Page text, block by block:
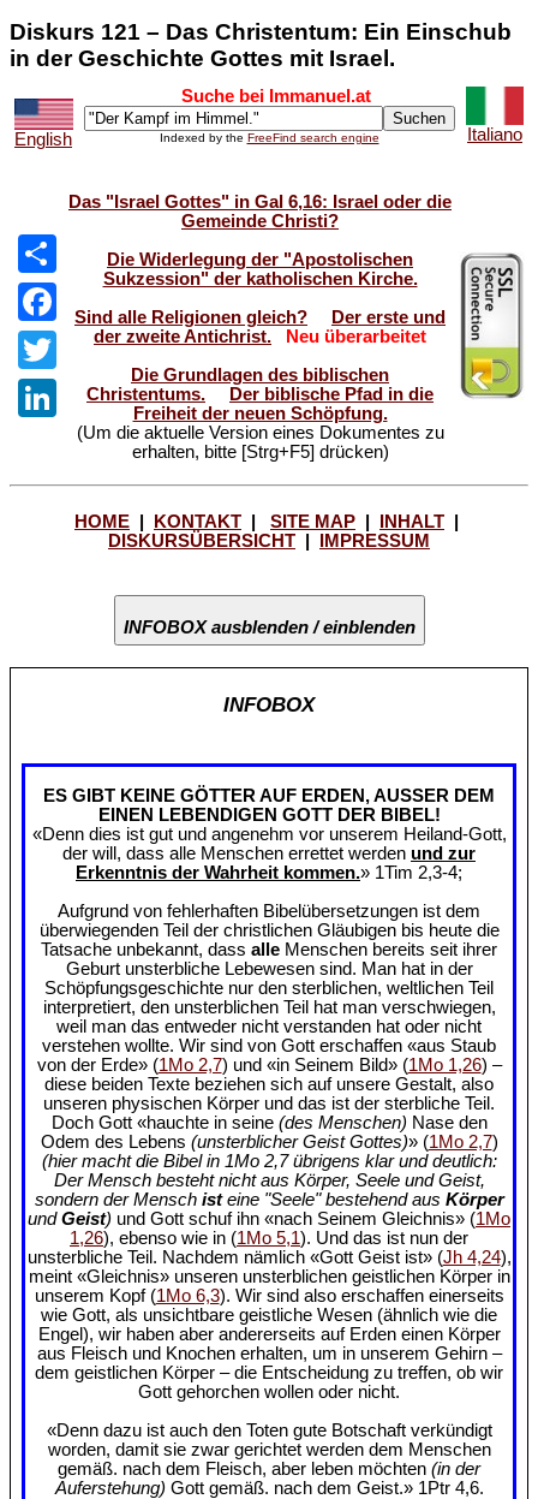
Diskurs 121 – Das Christentum: Ein Einschub
in der Geschichte Gottes mit Israel.
English
Suche bei Immanuel.at
Indexed by the FreeFind search engine Italiano
Share
Facebook
Twitter
LinkedIn
Das "Israel Gottes" in Gal 6,16: Israel oder die
Gemeinde Christi?
Die Widerlegung der "Apostolischen
Sukzession" der katholischen Kirche.
Sind alle Religionen gleich?
Der erste und
der zweite Antichrist.
Neu überarbeitet
Die Grundlagen des biblischen
Christentums.
Der biblische Pfad in die
Freiheit der neuen Schöpfung.
(Um die aktuelle Version eines Dokumentes zu
erhalten, bitte [Strg+F5] drücken)
HOME KONTAKT SITE MAP INHALT
DISKURSÜBERSICHT
IMPRESSUM
INFOBOX ausblenden / einblenden
INFOBOX
ES GIBT KEINE GÖTTER AUF ERDEN, AUSSER DEM
EINEN LEBENDIGEN GOTT DER BIBEL!
«Denn dies ist gut und angenehm vor unserem Heiland-Gott,
der will, dass alle Menschen errettet werden und zur
Erkenntnis der Wahrheit kommen.» 1Tim 2,3-4;
Aufgrund von fehlerhaften Bibelübersetzungen ist dem
überwiegenden Teil der christlichen Gläubigen bis heute die
Tatsache unbekannt, dass alle Menschen bereits seit ihrer
Geburt unsterbliche Lebewesen sind. Man hat in der
Schöpfungsgeschichte nur den sterblichen, weltlichen Teil
interpretiert, den unsterblichen Teil hat man verschwiegen,
weil man das entweder nicht verstanden hat oder nicht
verstehen wollte. Wir sind von Gott erschaffen «aus Staub
von der Erde» (1Mo 2,7) und «in Seinem Bild» (1Mo 1,26) –
diese beiden Texte beziehen sich auf unsere Gestalt, also
unseren physischen Körper und das ist der sterbliche Teil.
Doch Gott «hauchte in seine (des Menschen) Nase den
Odem des Lebens (unsterblicher Geist Gottes)» (1Mo 2,7)
(hier macht die Bibel in 1Mo 2,7 übrigens klar und deutlich:
Der Mensch besteht nicht aus Körper, Seele und Geist,
sondern der Mensch isteine "Seele" bestehend aus Körper
undGeist) und Gott schuf ihn «nach Seinem Gleichnis» (1Mo
1,26), ebenso wie in (1Mo 5,1). Und das ist nun der
unsterbliche Teil. Nachdem nämlich «Gott Geist ist» (Jh 4,24),
meint «Gleichnis» unseren unsterblichen geistlichen Körper in
unserem Kopf (1Mo 6,3). Wir sind also erschaffen einerseits
wie Gott, als unsichtbare geistliche Wesen (ähnlich wie die
Engel), wir haben aber andererseits auf Erden einen Körper
aus Fleisch und Knochen erhalten, um in unserem Gehirn –
dem geistlichen Körper – die Entscheidung zu treffen, ob wir
Gott gehorchen wollen oder nicht.
«Denn dazu ist auch den Toten gute Botschaft verkündigt
worden, damit sie zwar gerichtet werden dem Menschen
gemäß. nach dem Fleisch, aber leben möchten (in der
Auferstehung) Gott gemäß. nach dem Geist.» 1Ptr 4,6.